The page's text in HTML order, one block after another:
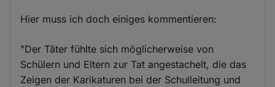
Hier muss ich doch einiges kommentieren:
"Der Täter fühlte sich möglicherweise von
Schülern und Eltern zur Tat angestachelt, die das
Zeigen der Karikaturen bei der Schulleitung und